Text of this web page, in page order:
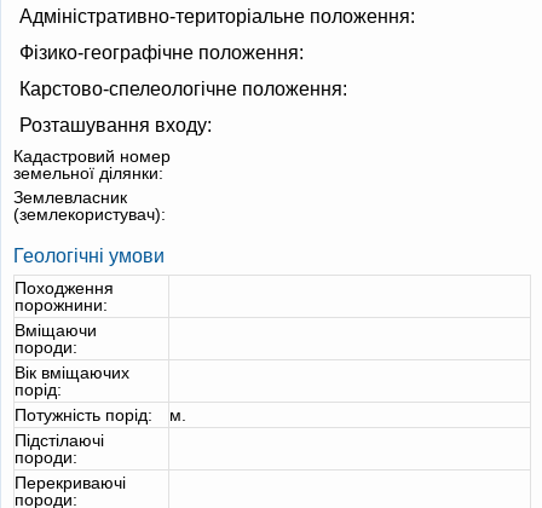
Адміністративно-територіальне положення:
Фізико-географічне положення:
Карстово-спелеологічне положення:
Розташування входу:
Кадастровий номер
земельної ділянки:
Землевласник
(землекористувач):
Геологічні умови
Походження
порожнини:
Вміщаючи
породи:
Вік вміщаючих
порід:
Потужність порід:
м.
Підстілаючі
породи:
Перекриваючі
породи: